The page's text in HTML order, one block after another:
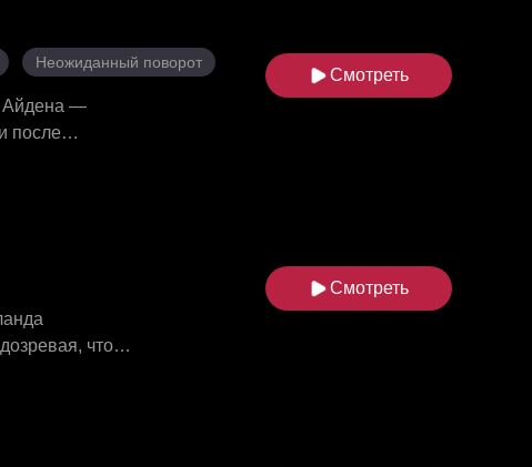
сам
Неожиданный поворот
Айдена —
после
Смотреть
что
когда-
Смотреть